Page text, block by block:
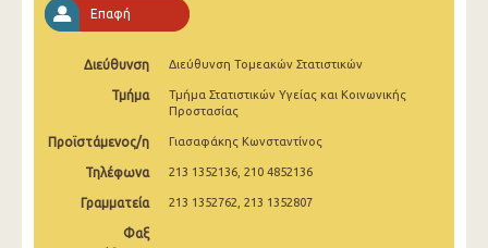
2015
2014
2013
2012
2010
Επαφή
Διεύθυνση Διεύθυνση Τομεακών Στατιστικών
Τμήμα
Τμήμα Στατιστικών Υγείας και Κοινωνικής
Προστασίας
Προϊστάμενος/η Γιασαφάκης Κωνσταντίνος
Τηλέφωνα 213 1352136, 210 4852136
Γραμματεία 213 1352762, 213 1352807
Φαξ